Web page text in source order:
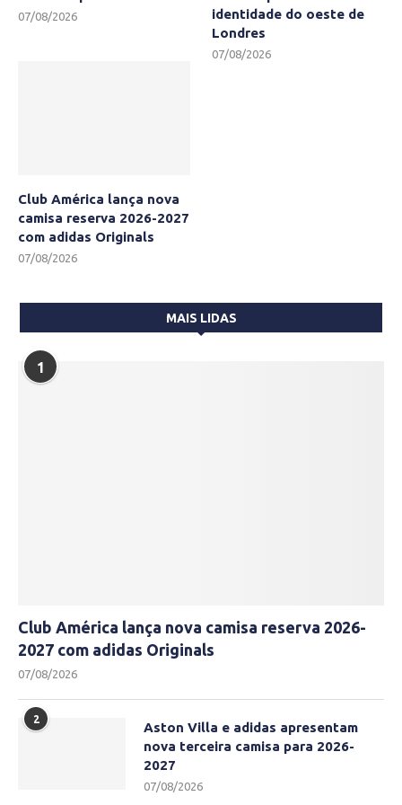
07/08/2026
identidade do oeste de
Londres
07/08/2026
Club América lança nova
camisa reserva 2026-2027
com adidas Originals
07/08/2026
MAIS LIDAS
1
Club América lança nova camisa reserva 2026-
2027 com adidas Originals
07/08/2026
2
Aston Villa e adidas apresentam
nova terceira camisa para 2026-
2027
07/08/2026